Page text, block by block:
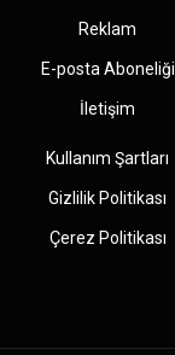
Reklam
E-posta Aboneliği
İletişim
Kullanım Şartları
Gizlilik Politikası
Çerez Politikası